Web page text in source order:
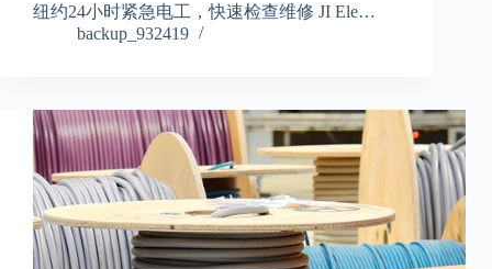
纽约24小时紧急电工，快速检查维修 JI Ele…
backup_932419